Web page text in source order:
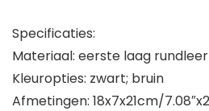
Specificaties:
Materiaal: eerste laag
Kleuropties: zwart; bruin
Afmetingen: 18x7x21cm/